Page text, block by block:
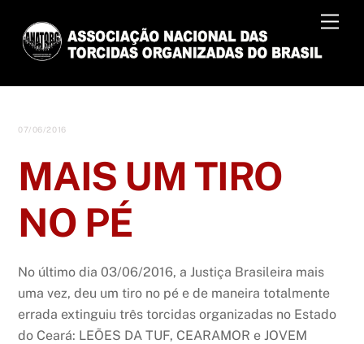
content
07/06/2016
MAIS UM TIRO
NO PÉ
No último dia 03/06/2016, a Justiça Brasileira mais
uma vez, deu um tiro no pé e de maneira totalmente
errada extinguiu três torcidas organizadas no Estado
do Ceará: LEÕES DA TUF, CEARAMOR e JOVEM